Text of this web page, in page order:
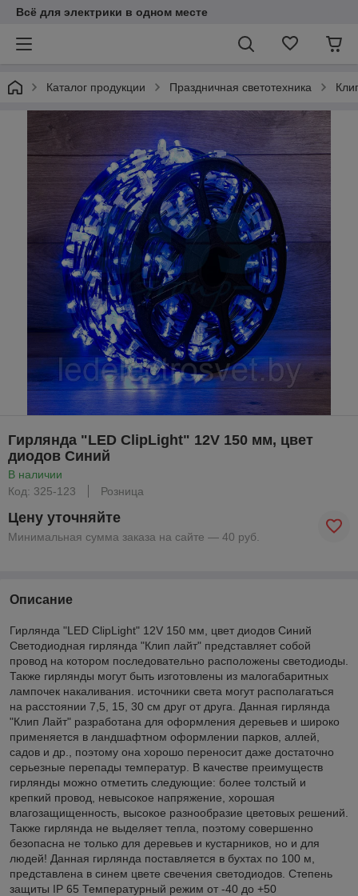
Всё для электрики в одном месте
Каталог продукции Праздничная светотехника
Гирлянда "LED ClipLight" 12V 150 мм, цвет
диодов Синий
В наличии
Код: 325-123
Розница
Цену уточняйте
Минимальная сумма заказа на сайте — 40 руб.
Описание
Гирлянда "LED ClipLight" 12V 150 мм, цвет диодов Синий
Светодиодная гирлянда "Клип лайт" представляет собой
провод на котором последовательно расположены светодиоды.
Также гирлянды могут быть изготовлены из малогабаритных
лампочек накаливания. источники света могут располагаться
на расстоянии 7,5, 15, 30 см друг от друга. Данная гирлянда
"Клип Лайт" разработана для оформления деревьев и широко
применяется в ландшафтном оформлении парков, аллей,
садов и др., поэтому она хорошо переносит даже достаточно
серьезные перепады температур. В качестве преимуществ
гирлянды можно отметить следующие: более толстый и
крепкий провод, невысокое напряжение, хорошая
влагозащищенность, высокое разнообразие цветовых решений.
Также гирлянда не выделяет тепла, поэтому совершенно
безопасна не только для деревьев и кустарников, но и для
людей! Данная гирлянда поставляется в бухтах по 100 м,
представлена в синем цвете свечения светодиодов. Степень
защиты IP 65 Температурный режим от -40 до +50